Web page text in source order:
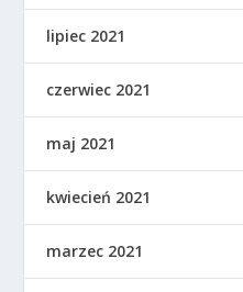
lipiec 2021
czerwiec 2021
maj 2021
kwiecień 2021
marzec 2021